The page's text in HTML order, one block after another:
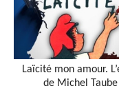
Laïcité mon amour.
de Michel Taube